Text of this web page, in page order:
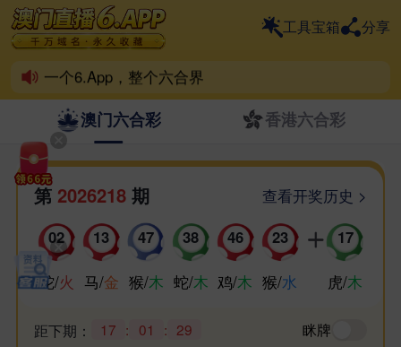
工具宝箱 分享
一个6.App，整个六合界
喜欢6.App的家人，动动小手帮分享！
祝各位好运爆棚，天天喜中百万！
澳门六合彩 香港六合彩
第 2026218 期
查看开奖历史 >
02
蛇/火
13
马/金
47
猴/木
38
蛇/木
46
鸡/木
23
猴/水
17
虎/木
距下期： 17 : 01 : 29
眯牌